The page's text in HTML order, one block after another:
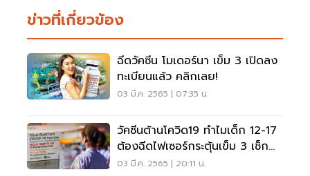
ข่าวที่เกี่ยวข้อง
ฉีดวัคซีน โมเดอร์นา เข็ม 3 เปิดลง
ทะเบียนแล้ว คลิกเลย!
03 มี.ค. 2565 | 07:35 น.
วัคซีนต้านโควิด19 ทำไมเด็ก 12-17
ต้องฉีดไฟเซอร์กระตุ้นเข็ม 3 เช็ก
เลย
03 มี.ค. 2565 | 20:11 น.